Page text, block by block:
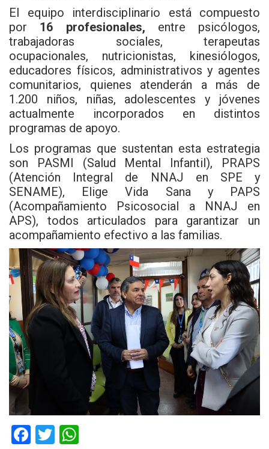
El equipo interdisciplinario está compuesto
por 16 profesionales, entre psicólogos,
trabajadoras sociales, terapeutas
ocupacionales, nutricionistas, kinesiólogos,
educadores físicos, administrativos y agentes
comunitarios, quienes atenderán a más de
1.200 niños, niñas, adolescentes y jóvenes
actualmente incorporados en distintos
programas de apoyo.
Los programas que sustentan esta estrategia
son PASMI (Salud Mental Infantil), PRAPS
(Atención Integral de NNAJ en SPE y
SENAME), Elige Vida Sana y PAPS
(Acompañamiento Psicosocial a NNAJ en
APS), todos articulados para garantizar un
acompañamiento efectivo a las familias.
F
T